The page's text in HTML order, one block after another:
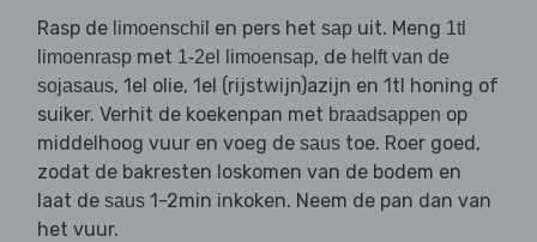
Rasp de limoenschil en pers het sap uit. Meng 1tl
limoenrasp met 1-2el limoensap, de helft van de
sojasaus, 1el olie, 1el (rijstwijn)azijn en 1tl honing of
suiker. Verhit de koekenpan met braadsappen op
middelhoog vuur en voeg de saus toe. Roer goed,
zodat de bakresten loskomen van de bodem en
laat de saus 1-2min inkoken. Neem de pan dan van
het vuur.